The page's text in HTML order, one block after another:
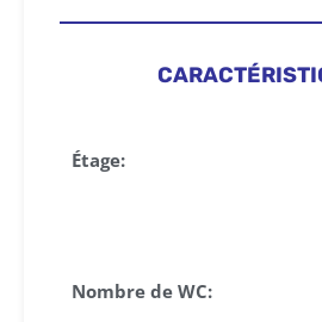
Étage:
Nombre de WC: